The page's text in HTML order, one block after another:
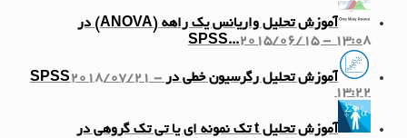
آموزش تحلیل واریانس یک راهه (ANOVA) در
SPSS...2015/06/15 - 13:08
آموزش تحلیل رگرسیون خطی در SPSS 2018/07/21 -
13:22
آموزش تحلیل t تک نمونه ای یا تی تک گروهی در